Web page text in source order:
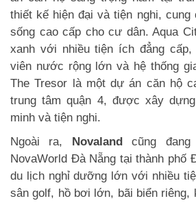
thiết kế hiện đại và tiện nghi, cung
sống cao cấp cho cư dân. Aqua
xanh với nhiều tiện ích đẳng cấp,
viên nước rộng lớn và hệ thống
The Tresor là một dự án căn hộ
trung tâm quận 4, được xây
minh và tiện nghi.
Ngoài ra, Novalandcũng đang
NovaWorld Đà Nẵng tại thành phố
du lịch nghỉ dưỡng lớn với nhiều
sân golf, hồ bơi lớn, bãi biển